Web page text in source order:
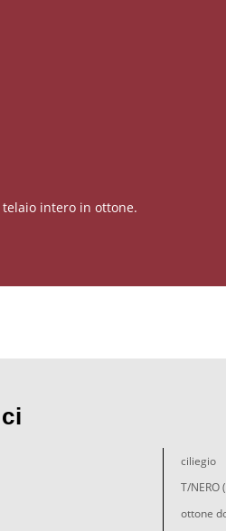
telaio intero in ottone.
ciliegio
T/NERO
ottone